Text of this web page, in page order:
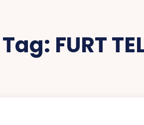
Tag: FURT